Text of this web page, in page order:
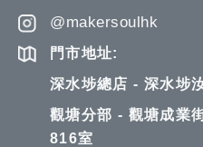
@makersoulhk
門市地址:
深水埗總店 - 深水埗
觀塘分部 - 觀塘成業
816室